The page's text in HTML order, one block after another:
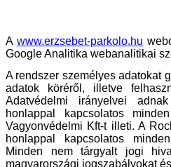
A www.erzsebet-parkolo.hu
Google Analitika webanalitikai
A rendszer személyes adatokat
adatok köréről, illetve
Adatvédelmi irányelvei
honlappal kapcsolatos
Vagyonvédelmi Kft-t illeti. A
honlappal kapcsolatos
Minden nem tárgyalt jogi
magyarországi jogszabályokat